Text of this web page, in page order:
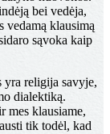
bei vedėja,
klausimą
sąvoka kaip
yra religija savyje,
dialektiką.
mes klausiame,
tik todėl, kad